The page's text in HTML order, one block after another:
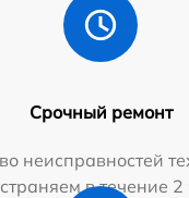
Срочный ремонт
неисправностей
в течение 2